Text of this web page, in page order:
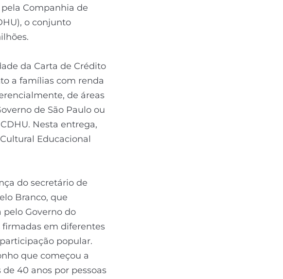
Companhia de
o conjunto
da Carta de Crédito
a famílias com renda
de áreas
de São Paulo ou
Nesta entrega,
Educacional
do secretário de
Branco, que
Governo do
firmadas em diferentes
popular.
que começou a
40 anos por pessoas